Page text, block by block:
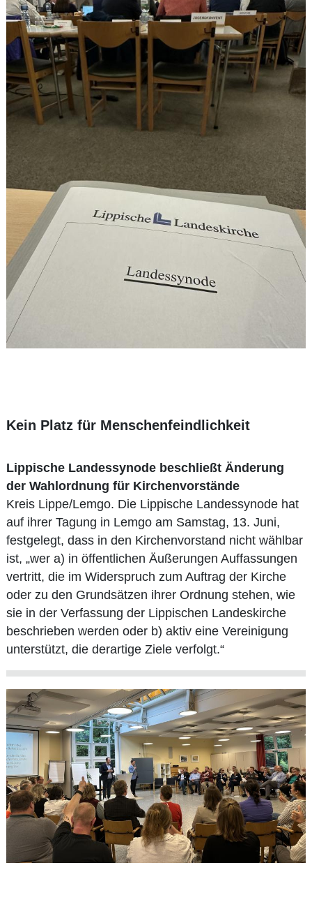
Kein Platz für Menschenfeindlichkeit
Lippische Landessynode beschließt Änderung
der Wahlordnung für Kirchenvorstände
Kreis Lippe/Lemgo. Die Lippische Landessynode hat
auf ihrer Tagung in Lemgo am Samstag, 13. Juni,
festgelegt, dass in den Kirchenvorstand nicht wählbar
ist, „wer a) in öffentlichen Äußerungen Auffassungen
vertritt, die im Widerspruch zum Auftrag der Kirche
oder zu den Grundsätzen ihrer Ordnung stehen, wie
sie in der Verfassung der Lippischen Landeskirche
beschrieben werden oder b) aktiv eine Vereinigung
unterstützt, die derartige Ziele verfolgt.“